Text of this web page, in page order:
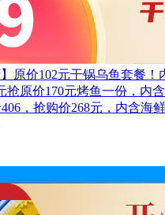
原价102元干锅乌鱼套餐！
抢原价170元烤鱼一份，内
，抢购价268元，内含海